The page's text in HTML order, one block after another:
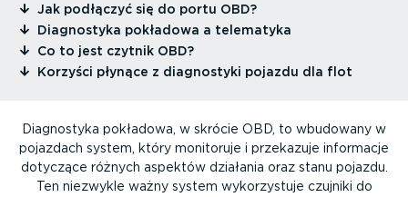
⁠Jak podłączyć się do portu OBD?
⁠Diagnostyka pokładowa a telematyka
⁠Co to jest czytnik OBD?
⁠Korzyści płynące z diagnostyki pojazdu dla flot
Diagnostyka pokładowa, w skrócie OBD, to wbudowany w
pojazdach system, który monitoruje i przekazuje informacje
dotyczące różnych aspektów działania oraz stanu pojazdu.
Ten niezwykle ważny system wykorzy­stuje czujniki do